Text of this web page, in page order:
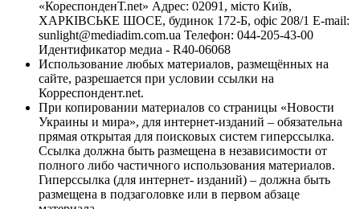
«КореспонденТ.net» Адрес: 02091, місто Київ,
ХАРКІВСЬКЕ ШОСЕ, будинок 172-Б, офіс 208/1 E-mail:
sunlight@mediadim.com.ua Телефон: 044-205-43-00
Идентификатор медиа - R40-06068
Использование любых материалов, размещённых на
сайте, разрешается при условии ссылки на
Корреспондент.net.
При копировании материалов со страницы «Новости
Украины и мира», для интернет-изданий – обязательна
прямая открытая для поисковых систем гиперссылка.
Ссылка должна быть размещена в независимости от
полного либо частичного использования материалов.
Гиперссылка (для интернет- изданий) – должна быть
размещена в подзаголовке или в первом абзаце